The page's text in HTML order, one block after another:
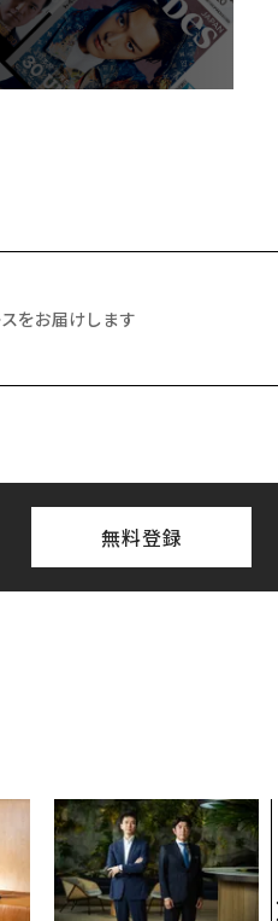
をお届けします
無料登録